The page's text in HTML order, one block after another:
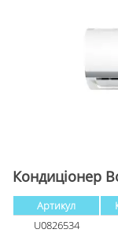
Кондиціонер
Артикул
U0826534